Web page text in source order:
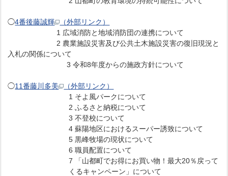
◯4番後藤誠輝
（外部リンク）
1 広域消防と地域消防団の連携について
2 農業施設災害及び公共土木施設災害の復旧現況と
入札の関係について
3 令和8年度からの施政方針について
◯11番藤川多美
（外部リンク）
1 そよ風パークについて
2 ふるさと納税について
3 不登校について
4 蘇陽地区におけるスーパー誘致について
5 黒峰牧場の現状について
6 職員配置について
7 「山都町でお得にお買い物！最大20％戻って
くるキャンペーン」について